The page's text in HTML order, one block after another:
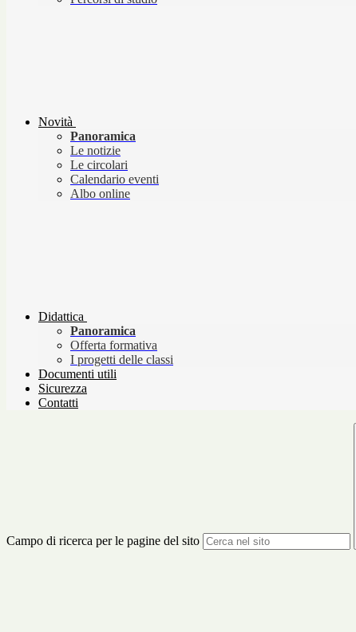
Novità
Panoramica
Le notizie
Le circolari
Calendario eventi
Albo online
Didattica
Panoramica
Offerta formativa
I progetti delle classi
Documenti utili
Sicurezza
Contatti
Campo di ricerca per le pagine del sito